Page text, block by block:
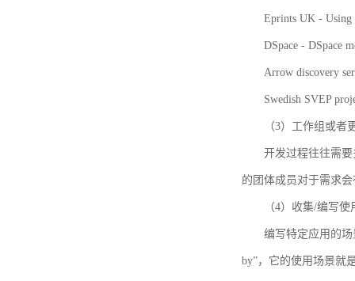
Eprints UK - Using
DSpace - DSpace
Arrow discovery
Swedish SVEP
（3）工作组或者
开发过程往往需
的团体成员对于需求
（4）收集/编写
编写特定应用的场
by”，它的使用场景就